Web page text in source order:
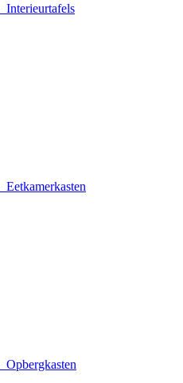
Interieurtafels
Eetkamerkasten
Opbergkasten